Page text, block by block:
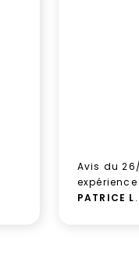
Avis du
PATRICE L.